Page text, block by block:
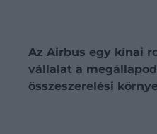
Az Airbus egy kínai
vállalat a
összeszerelési